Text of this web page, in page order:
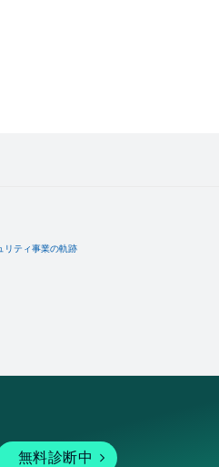
リティ事業の軌跡
無料診断中